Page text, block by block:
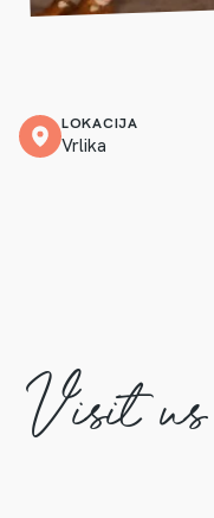
LOKACIJA
Vrlika
Visit